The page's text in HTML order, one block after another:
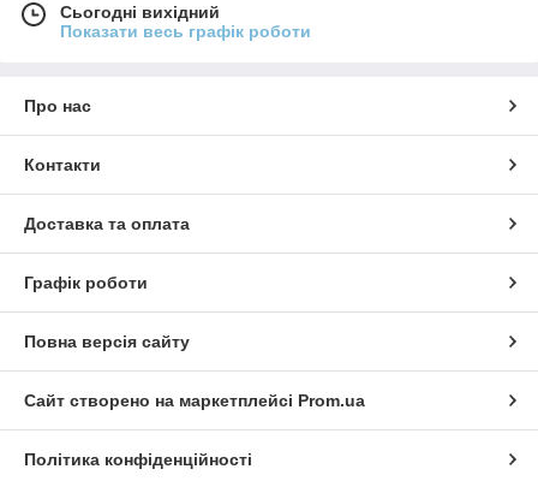
Сьогодні вихідний
Показати весь графік роботи
Про нас
Контакти
Доставка та оплата
Графік роботи
Повна версія сайту
Сайт створено на маркетплейсі Prom.ua
Політика конфіденційності